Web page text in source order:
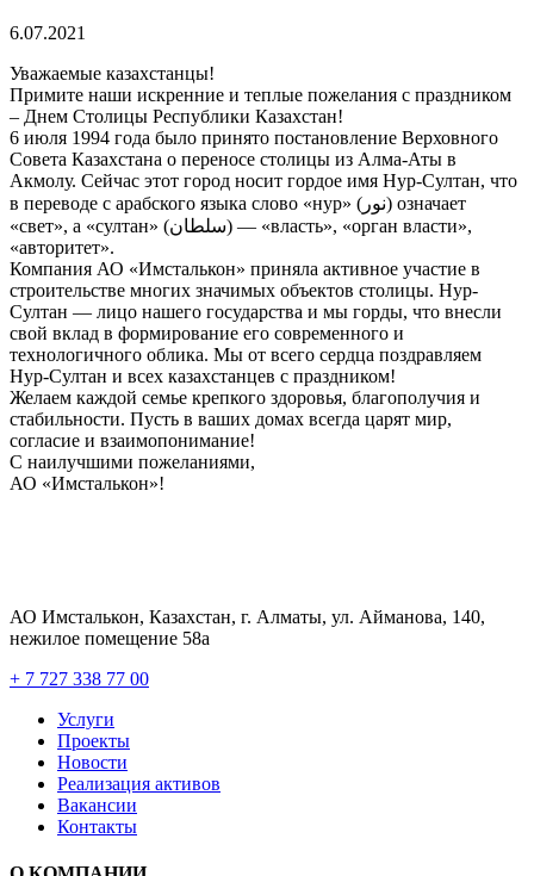
6.07.2021
Уважаемые казахстанцы!
Примите наши искренние и теплые пожелания с праздником
– Днем Столицы Республики Казахстан!
6 июля 1994 года было принято постановление Верховного
Совета Казахстана о переносе столицы из Алма-Аты в
Акмолу. Сейчас этот город носит гордое имя Нур-Султан, что
в переводе с арабского языка слово «нур» (نور) означает
«свет», а «султан» (سلطان) — «власть», «орган власти»,
«авторитет».
Компания АО «Имсталькон» приняла активное участие в
строительстве многих значимых объектов столицы. Нур-
Султан — лицо нашего государства и мы горды, что внесли
свой вклад в формирование его современного и
технологичного облика. Мы от всего сердца поздравляем
Нур-Султан и всех казахстанцев с праздником!
Желаем каждой семье крепкого здоровья, благополучия и
стабильности. Пусть в ваших домах всегда царят мир,
согласие и взаимопонимание!
С наилучшими пожеланиями,
АО «Имсталькон»!
АО Имсталькон, Казахстан, г. Алматы, ул. Айманова, 140,
нежилое помещение 58а
+ 7 727 338 77 00
Услуги
Проекты
Новости
Реализация активов
Вакансии
Контакты